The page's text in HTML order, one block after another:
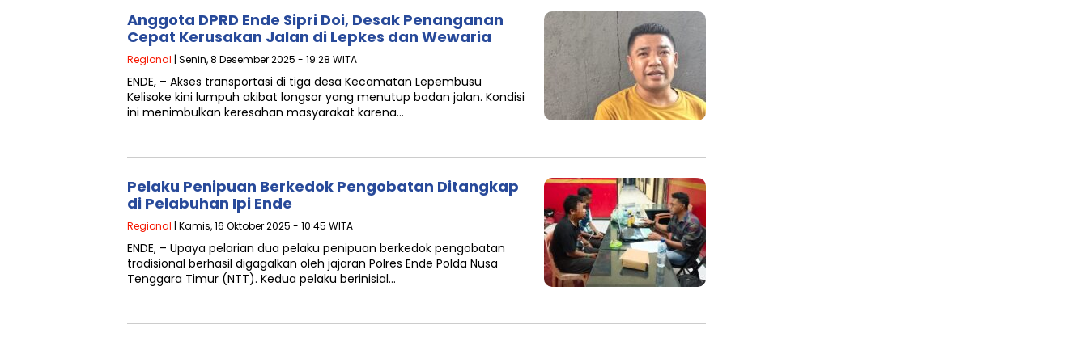
Anggota DPRD Ende Sipri Doi, Desak Penanganan
Cepat Kerusakan Jalan di Lepkes dan Wewaria
Regional | Senin, 8 Desember 2025 - 19:28 WITA
ENDE, – Akses transportasi di tiga desa Kecamatan Lepembusu
Kelisoke kini lumpuh akibat longsor yang menutup badan jalan. Kondisi
ini menimbulkan keresahan masyarakat karena…
Pelaku Penipuan Berkedok Pengobatan Ditangkap
di Pelabuhan Ipi Ende
Regional | Kamis, 16 Oktober 2025 - 10:45 WITA
ENDE, – Upaya pelarian dua pelaku penipuan berkedok pengobatan
tradisional berhasil digagalkan oleh jajaran Polres Ende Polda Nusa
Tenggara Timur (NTT). Kedua pelaku berinisial…